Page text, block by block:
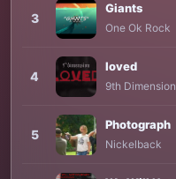
3
Giants
One Ok Rock
4
loved
9th Dimension
5
Photograph
Nickelback